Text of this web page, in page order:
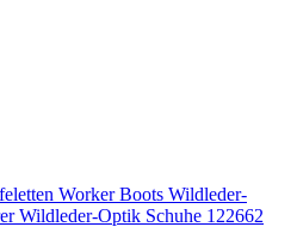
Worker Boots Wildleder-
Wildleder-Optik Schuhe 122662